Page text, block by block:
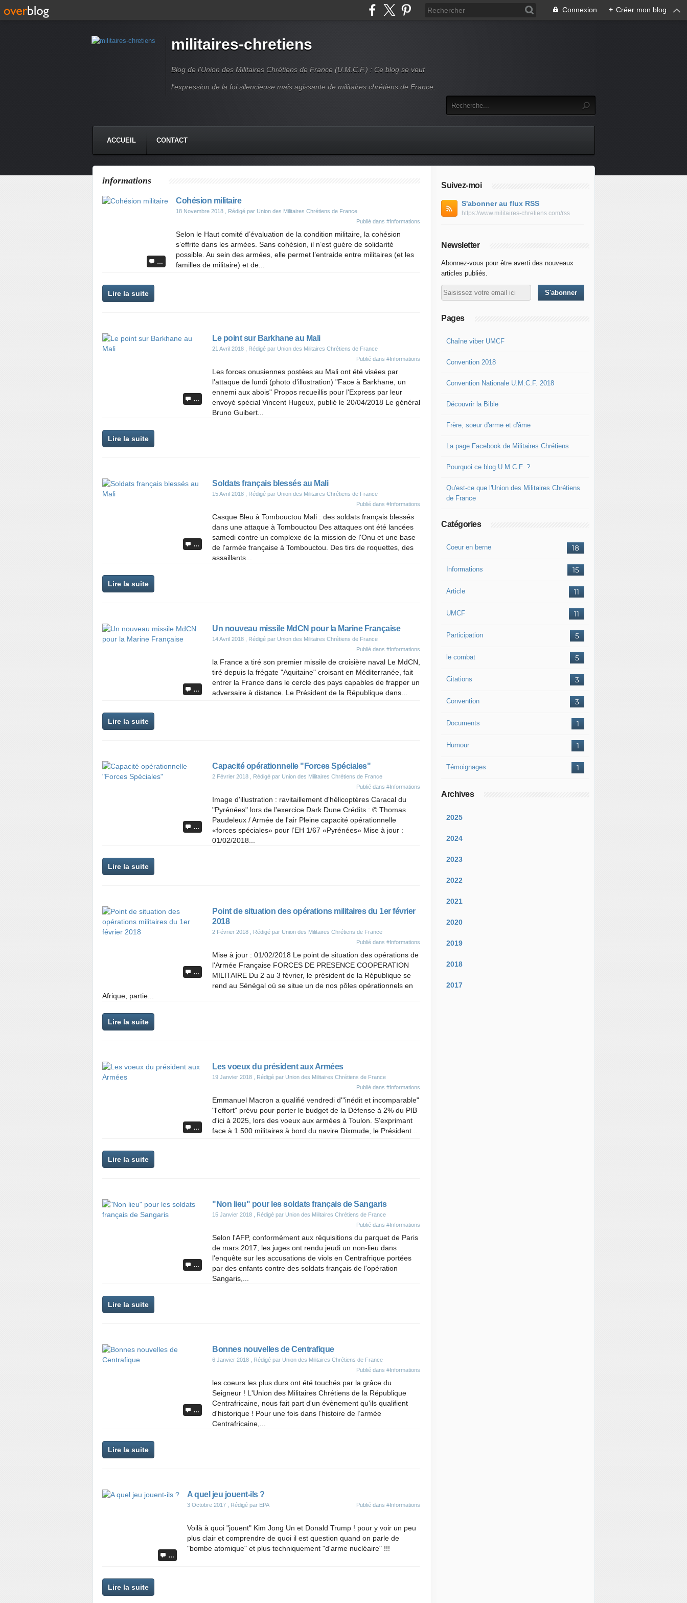
Connexion + Créer mon blog
militaires-chretiens
Blog de l'Union des Militaires Chrétiens de France (U.M.C.F.) : Ce blog se veut
l'expression de la foi silencieuse mais agissante de militaires chrétiens de France.
ACCUEIL CONTACT
informations
…
Cohésion militaire
18 Novembre 2018 , Rédigé par Union des Militaires Chrétiens de France
Publié dans #Informations
Selon le Haut comité d’évaluation de la condition militaire, la cohésion
s’effrite dans les armées. Sans cohésion, il n’est guère de solidarité
possible. Au sein des armées, elle permet l’entraide entre militaires (et les
familles de militaire) et de...
Lire la suite
…
Le point sur Barkhane au Mali
21 Avril 2018 , Rédigé par Union des Militaires Chrétiens de France
Publié dans #Informations
Les forces onusiennes postées au Mali ont été visées par
l'attaque de lundi (photo d'illustration) "Face à Barkhane, un
ennemi aux abois" Propos recueillis pour l'Express par leur
envoyé spécial Vincent Hugeux, publié le 20/04/2018 Le général
Bruno Guibert...
Lire la suite
…
Soldats français blessés au Mali
15 Avril 2018 , Rédigé par Union des Militaires Chrétiens de France
Publié dans #Informations
Casque Bleu à Tombouctou Mali : des soldats français blessés
dans une attaque à Tombouctou Des attaques ont été lancées
samedi contre un complexe de la mission de l'Onu et une base
de l'armée française à Tombouctou. Des tirs de roquettes, des
assaillants...
Lire la suite
…
Un nouveau missile MdCN pour la Marine Française
14 Avril 2018 , Rédigé par Union des Militaires Chrétiens de France
Publié dans #Informations
la France a tiré son premier missile de croisière naval Le MdCN,
tiré depuis la frégate "Aquitaine" croisant en Méditerranée, fait
entrer la France dans le cercle des pays capables de frapper un
adversaire à distance. Le Président de la République dans...
Lire la suite
…
Capacité opérationnelle "Forces Spéciales"
2 Février 2018 , Rédigé par Union des Militaires Chrétiens de France
Publié dans #Informations
Image d'illustration : ravitaillement d'hélicoptères Caracal du
"Pyrénées" lors de l'exercice Dark Dune Crédits : © Thomas
Paudeleux / Armée de l'air Pleine capacité opérationnelle
«forces spéciales» pour l’EH 1/67 «Pyrénées» Mise à jour :
01/02/2018...
Lire la suite
…
Point de situation des opérations militaires du 1er février
2018
2 Février 2018 , Rédigé par Union des Militaires Chrétiens de France
Publié dans #Informations
Mise à jour : 01/02/2018 Le point de situation des opérations de
l'Armée Française FORCES DE PRESENCE COOPERATION
MILITAIRE Du 2 au 3 février, le président de la République se
rend au Sénégal où se situe un de nos pôles opérationnels en
Afrique, partie...
Lire la suite
…
Les voeux du président aux Armées
19 Janvier 2018 , Rédigé par Union des Militaires Chrétiens de France
Publié dans #Informations
Emmanuel Macron a qualifié vendredi d'"inédit et incomparable"
"l'effort" prévu pour porter le budget de la Défense à 2% du PIB
d'ici à 2025, lors des voeux aux armées à Toulon. S'exprimant
face à 1.500 militaires à bord du navire Dixmude, le Président...
Lire la suite
…
"Non lieu" pour les soldats français de Sangaris
15 Janvier 2018 , Rédigé par Union des Militaires Chrétiens de France
Publié dans #Informations
Selon l'AFP, conformément aux réquisitions du parquet de Paris
de mars 2017, les juges ont rendu jeudi un non-lieu dans
l'enquête sur les accusations de viols en Centrafrique portées
par des enfants contre des soldats français de l'opération
Sangaris,...
Lire la suite
…
Bonnes nouvelles de Centrafique
6 Janvier 2018 , Rédigé par Union des Militaires Chrétiens de France
Publié dans #Informations
les coeurs les plus durs ont été touchés par la grâce du
Seigneur ! L'Union des Militaires Chrétiens de la République
Centrafricaine, nous fait part d'un évènement qu'ils qualifient
d'historique ! Pour une fois dans l’histoire de l’armée
Centrafricaine,...
Lire la suite
…
A quel jeu jouent-ils ?
3 Octobre 2017 , Rédigé par EPA Publié dans #Informations
Voilà à quoi "jouent" Kim Jong Un et Donald Trump ! pour y voir un peu
plus clair et comprendre de quoi il est question quand on parle de
"bombe atomique" et plus techniquement "d'arme nucléaire" !!!
Lire la suite
Suivez-moi
S'abonner au flux RSS
https://www.militaires-chretiens.com/rss
Newsletter
Abonnez-vous pour être averti des nouveaux
articles publiés.
Pages
Chaîne viber UMCF
Convention 2018
Convention Nationale U.M.C.F. 2018
Découvrir la Bible
Frère, soeur d'arme et d'âme
La page Facebook de Militaires Chrétiens
Pourquoi ce blog U.M.C.F. ?
Qu'est-ce que l'Union des Militaires Chrétiens
de France
Catégories
18
Coeur en berne
15
Informations
11
Article
11
UMCF
5
Participation
5
le combat
3
Citations
3
Convention
1
Documents
1
Humour
1
Témoignages
Archives
2025
2024
2023
2022
2021
2020
2019
2018
2017